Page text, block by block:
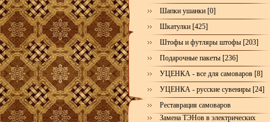
Шапки ушанки [0]
Шкатулки [425]
Штофы и футляры штофы [203]
Подарочные пакеты [236]
УЦЕНКА - все для самоваров [8]
УЦЕНКА - русские сувениры [24]
Реставрация самоваров
Замена ТЭНов в электрических